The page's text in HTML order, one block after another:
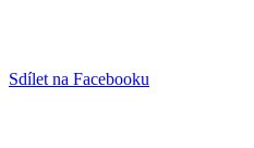
Sdílet na Facebooku